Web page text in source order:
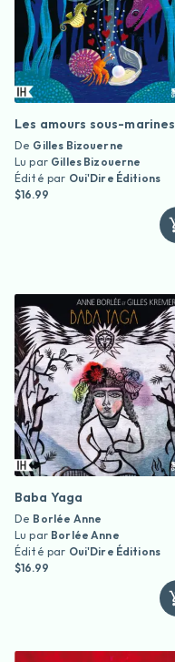
Les amours sous-marines
De Gilles Bizouerne
Lu par Gilles Bizouerne
Édité par Oui'Dire Éditions
$16.99
Baba Yaga
De Borlée Anne
Lu par Borlée Anne
Édité par Oui'Dire Éditions
$16.99